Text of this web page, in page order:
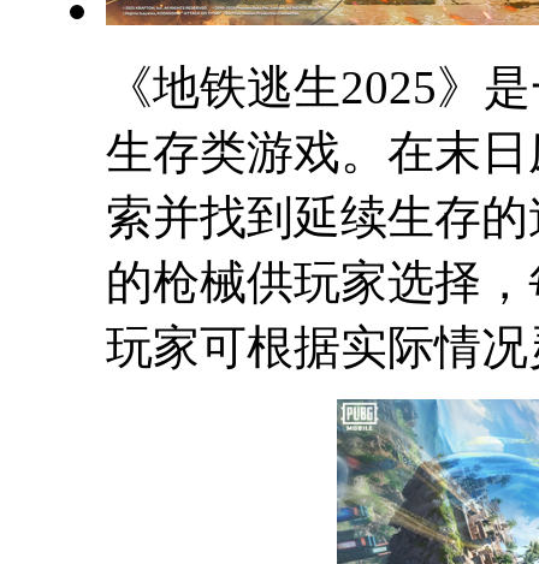
《地铁逃生2025》
生存类游戏。在末
索并找到延续生存
的枪械供玩家选择
玩家可根据实际情